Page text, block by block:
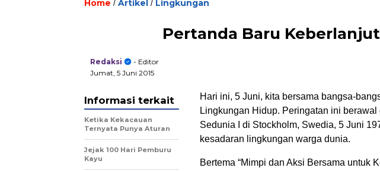
Home / Artikel / Lingkungan
Pertanda Baru
Redaksi
- Editor
Jumat, 5 Juni 2015
Hari ini, 5 Juni, kita bersama bangsa-
Lingkungan Hidup. Peringatan ini
Sedunia I di Stockholm, Swedia, 5 Juni
kesadaran lingkungan warga dunia.
Bertema “Mimpi dan Aksi Bersama untuk
Informasi terkait
Ketika Kekacauan
Ternyata Punya Aturan
Jejak 100 Hari Pemburu
Kayu